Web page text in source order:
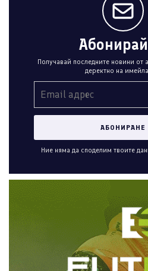
Получавай последните новини от
деректно на имейла
Ние няма да споделим твоите